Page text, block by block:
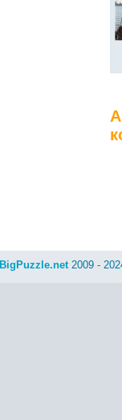
BigPuzzle.net2009 -